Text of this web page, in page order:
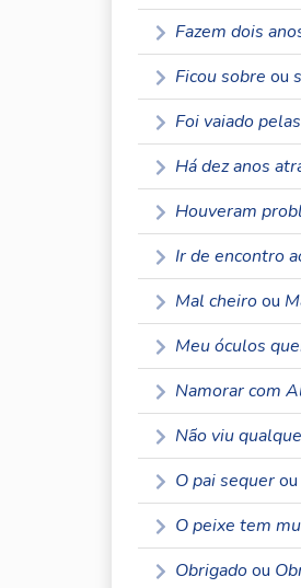
Fazem dois
Ficou sobre ou
Foi vaiado
Há dez anos
Houveram
Ir de encontro
Mal cheiroou
Meu óculos
Namorar com
Não viu
O pai sequerou
O peixe tem
Obrigadoou